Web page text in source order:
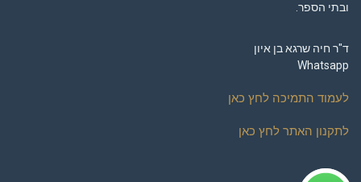
ובתי הספר.
ד"ר חיה שרגא בן איון
Whatsapp
לעמוד התמיכה לחץ כאן
לתקנון האתר לחץ כאן